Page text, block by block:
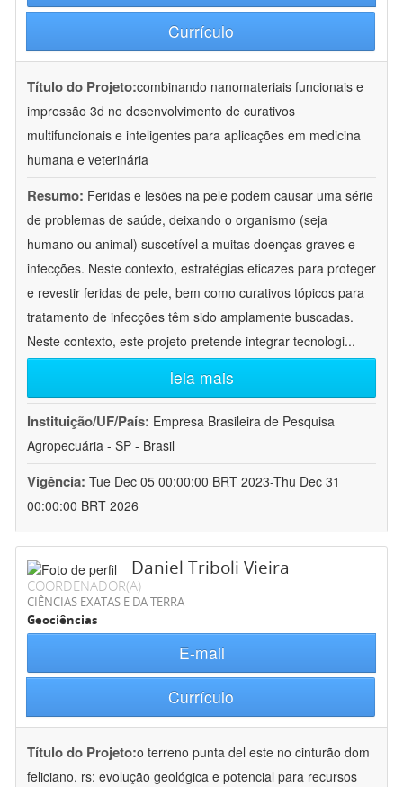
Currículo
Título do Projeto:combinando nanomateriais funcionais e
impressão 3d no desenvolvimento de curativos
multifuncionais e inteligentes para aplicações em medicina
humana e veterinária
Resumo: Feridas e lesões na pele podem causar uma série
de problemas de saúde, deixando o organismo (seja
humano ou animal) suscetível a muitas doenças graves e
infecções. Neste contexto, estratégias eficazes para proteger
e revestir feridas de pele, bem como curativos tópicos para
tratamento de infecções têm sido amplamente buscadas.
Neste contexto, este projeto pretende integrar tecnologi...
leia mais
Instituição/UF/País: Empresa Brasileira de Pesquisa
Agropecuária - SP - Brasil
Vigência: Tue Dec 05 00:00:00 BRT 2023-Thu Dec 31
00:00:00 BRT 2026
Daniel Triboli Vieira
COORDENADOR(A)
CIÊNCIAS EXATAS E DA TERRA
Geociências
E-mail
Currículo
Título do Projeto:o terreno punta del este no cinturão dom
feliciano, rs: evolução geológica e potencial para recursos